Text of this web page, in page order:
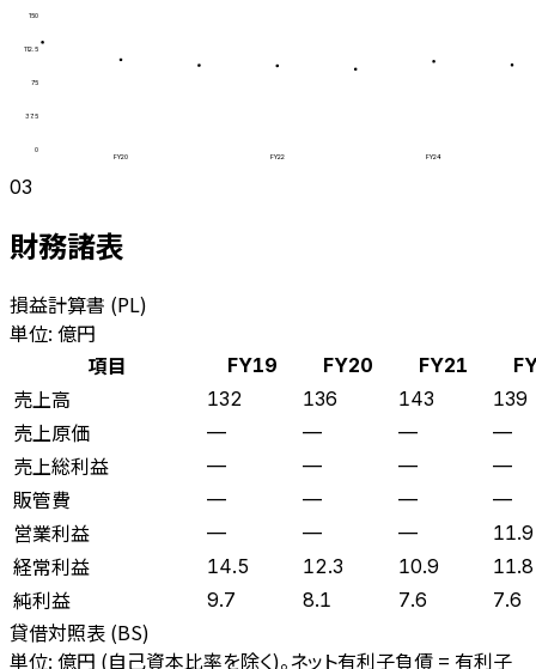
0
37.5
75
112.5
150
FY20 FY22 FY24
03
財務諸表
損益計算書 (PL)
単位: 億円
項目
FY19 FY20 FY21
売上高 132 136 143 139
売上原価 — — — —
売上総利益 — — — —
販管費 — — — —
営業利益 — — — 11.9
経常利益 14.5 12.3 10.9 11.8
純利益 9.7 8.1 7.6 7.6
貸借対照表 (BS)
単位: 億円 (自己資本比率を除く)。ネット有利子負債 = 有利子